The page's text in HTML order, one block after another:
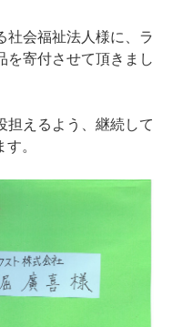
社会福祉法人様に、ラ
を寄付させて頂きまし
担えるよう、継続して
。